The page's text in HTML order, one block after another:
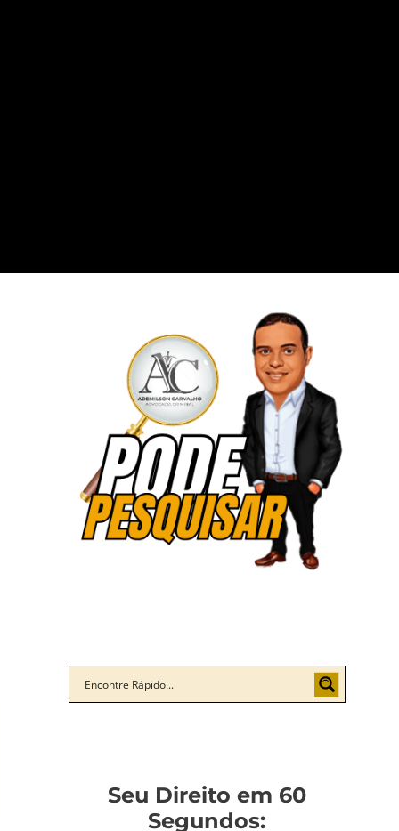
Seu Direito em 60
Segundos: